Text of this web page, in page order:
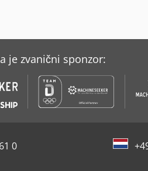
je zvanični sponzor:
0